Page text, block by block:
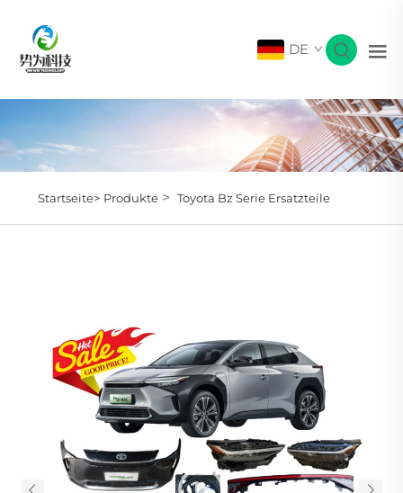
DE
Startseite> Produkte> Toyota Bz Serie Ersatzteile